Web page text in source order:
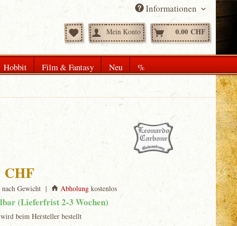
Informationen
Mein Konto 0.00 CHF
Hobbit Film & Fantasy Neu %
CHF
nach Gewicht | Abholung kostenlos
(Lieferfrist 2-3 Wochen)
beim Hersteller bestellt